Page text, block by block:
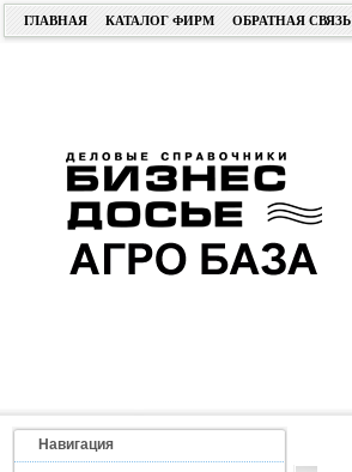
ГЛАВНАЯ КАТАЛОГ ФИРМ ОБРАТНАЯ СВЯЗЬ
Навигация